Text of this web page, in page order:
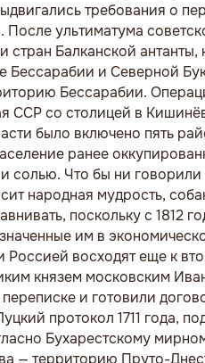
требования о
После ультиматума
стран Балканской
Бессарабии и Северной
Бессарабии.
ССР со столицей в
было включено пять
ранее
солью. Что бы ни
народная мудрость,
поскольку с 1812
им в
восходят еще к
князем московским
и готовили
протокол 1711 года,
Бухарестскому
— территорию Пруто-